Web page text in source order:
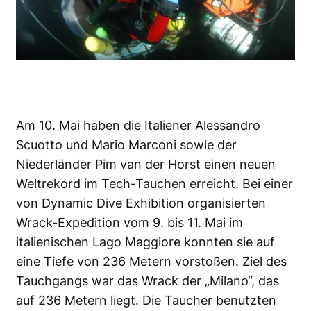
Am 10. Mai haben die Italiener Alessandro
Scuotto und Mario Marconi sowie der
Niederländer Pim van der Horst einen neuen
Weltrekord im Tech-Tauchen erreicht. Bei einer
von Dynamic Dive Exhibition organisierten
Wrack-Expedition vom 9. bis 11. Mai im
italienischen Lago Maggiore konnten sie auf
eine Tiefe von 236 Metern vorstoßen. Ziel des
Tauchgangs war das Wrack der „Milano“, das
auf 236 Metern liegt. Die Taucher benutzten